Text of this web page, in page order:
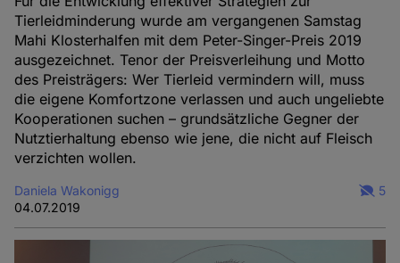
Tierleidminderung wurde am vergangenen Samstag
Mahi Klosterhalfen mit dem Peter-Singer-Preis 2019
ausgezeichnet. Tenor der Preisverleihung und Motto
des Preisträgers: Wer Tierleid vermindern will, muss
die eigene Komfortzone verlassen und auch ungeliebte
Kooperationen suchen – grundsätzliche Gegner der
Nutztierhaltung ebenso wie jene, die nicht auf Fleisch
verzichten wollen.
Daniela Wakonigg
04.07.2019
5